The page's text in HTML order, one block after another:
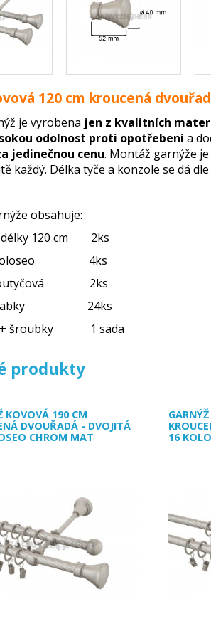
120 cm kroucená
je vyrobena jen z kvalitních
odolnost proti opotřebenía
jedinečnou cenu. Montáž garnýže
každý. Délka tyče a konzole se dá
obsahuje:
délky 120 cm 2ks
Koloseo 4ks
2ks
+ žabky 24ks
+ šroubky 1 sada
produkty
KOVOVÁ 190 CM
DVOUŘADÁ - DVOJITÁ
CHROM MAT
16